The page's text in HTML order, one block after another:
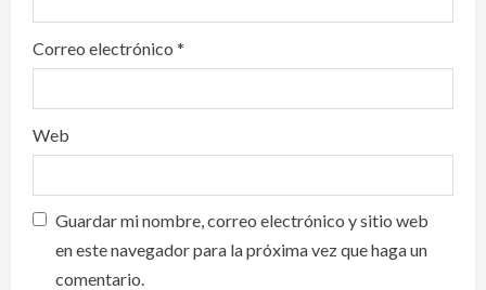
Correo electrónico *
Web
Guardar mi nombre, correo electrónico y sitio web
en este navegador para la próxima vez que haga un
comentario.